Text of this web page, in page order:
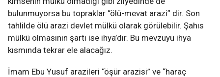
bulunmuyorsa bu topraklar “ölü-mevat arazi” dir. Son
tahlilde ölü arazi devlet mülkü olarak görülebilir. Şahıs
mülkü olmasının şartı ise ihya’dır. Bu mevzuyu ihya
kısmında tekrar ele alacağız.
İmam Ebu Yusuf arazileri “öşür arazisi” ve “haraç